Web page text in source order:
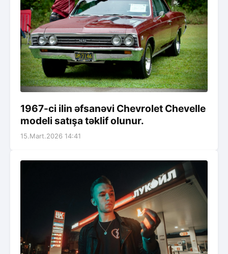
1967-ci ilin əfsanəvi Chevrolet Chevelle
modeli satışa təklif olunur.
15.Mart.2026 14:41